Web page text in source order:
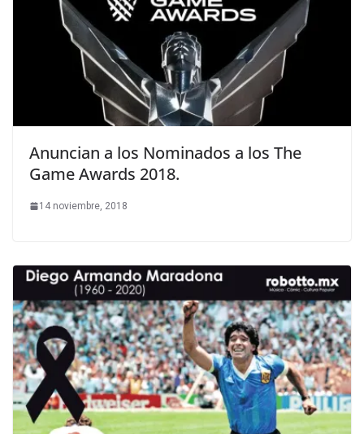
Anuncian a los Nominados a los The
Game Awards 2018.
14 noviembre, 2018